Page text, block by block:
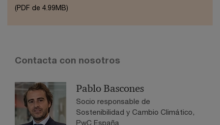
(PDF de 4.99MB)
Contacta con nosotros
Pablo Bascones
Socio responsable de
Sostenibilidad y Cambio Climático,
PwC España